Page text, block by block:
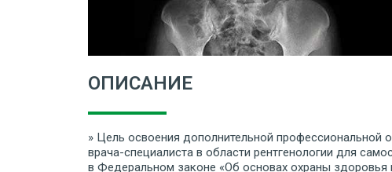
ОПИСАНИЕ
» Цель освоения дополнительной профессиональной
врача-специалиста в области рентгенологии для
в Федеральном законе «Об основах охраны